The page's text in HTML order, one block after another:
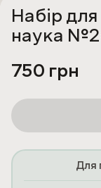
Набір
наука
750 грн
Для